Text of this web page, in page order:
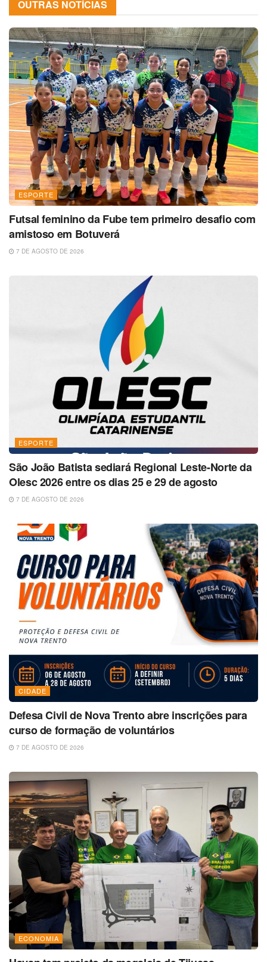
OUTRAS NOTÍCIAS
ESPORTE
Futsal feminino da Fube tem primeiro desafio com
amistoso em Botuverá
7 DE AGOSTO DE 2026
ESPORTE
São João Batista sediará Regional Leste-Norte da
Olesc 2026 entre os dias 25 e 29 de agosto
7 DE AGOSTO DE 2026
CIDADE
Defesa Civil de Nova Trento abre inscrições para
curso de formação de voluntários
7 DE AGOSTO DE 2026
ECONOMIA